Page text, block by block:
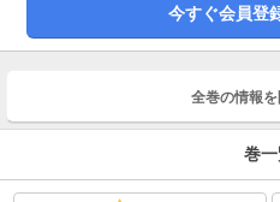
今すぐ会員登
全巻の情報を
巻